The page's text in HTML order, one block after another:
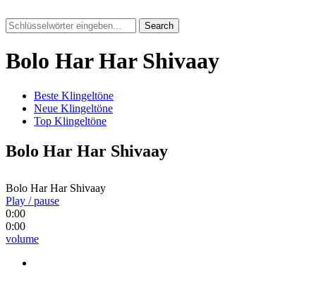
Search
Bolo Har Har Shivaay
Beste Klingeltöne
Neue Klingeltöne
Top Klingeltöne
Bolo Har Har Shivaay
Bolo Har Har Shivaay
Play / pause
0:00
0:00
volume